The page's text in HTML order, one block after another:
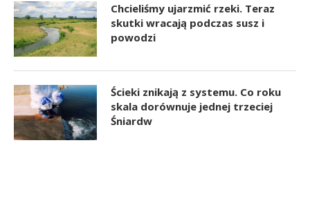
Chcieliśmy ujarzmić rzeki. Teraz
skutki wracają podczas susz i
powodzi
Ścieki znikają z systemu. Co roku
skala dorównuje jednej trzeciej
Śniardw